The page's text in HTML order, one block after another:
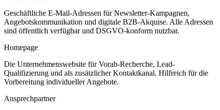
Geschäftliche E-Mail-Adressen für Newsletter-Kampagnen,
Angebotskommunikation und digitale B2B-Akquise. Alle Adressen
sind öffentlich verfügbar und DSGVO-konform nutzbar.
Homepage
Die Unternehmenswebsite für Vorab-Recherche, Lead-
Qualifizierung und als zusätzlicher Kontaktkanal. Hilfreich für die
Vorbereitung individueller Angebote.
Ansprechpartner